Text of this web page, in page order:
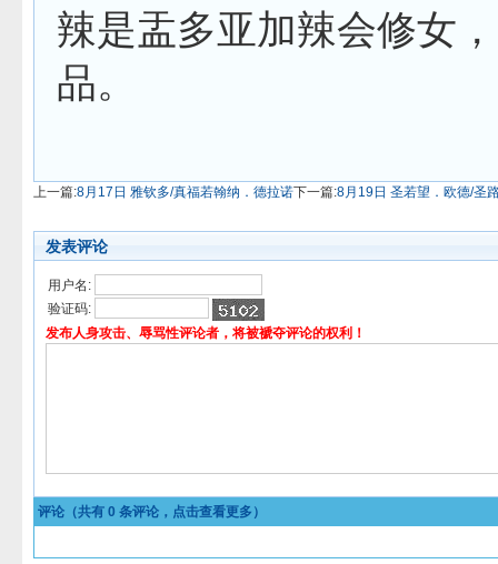
辣是盂多亚加辣会修女，
品。
上一篇:8月17日 雅钦多/真福若翰纳．德拉诺下一篇:8月19日 圣若望．欧德/圣
发表评论
用户名:
验证码:
发布人身攻击、辱骂性评论者，将被褫夺评论的权利！
评论（共有 0 条评论，点击查看更多）